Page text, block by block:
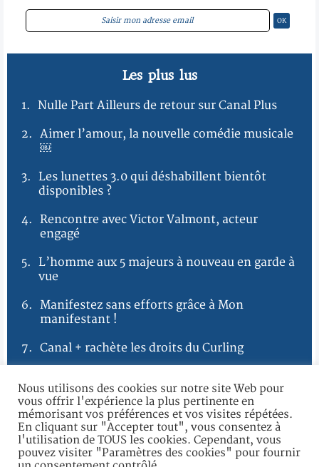
Les plus lus
1. Nulle Part Ailleurs de retour sur Canal Plus
2. Aimer l’amour, la nouvelle comédie musicale
￼
3. Les lunettes 3.0 qui déshabillent bientôt
disponibles ?
4. Rencontre avec Victor Valmont, acteur
engagé
5. L’homme aux 5 majeurs à nouveau en garde à
vue
6. Manifestez sans efforts grâce à Mon
manifestant !
7. Canal + rachète les droits du Curling
9. Les étudiants qui échouent aux examens
pourront être déshérités
Nous utilisons des cookies sur notre site Web pour
vous offrir l'expérience la plus pertinente en
mémorisant vos préférences et vos visites répétées.
En cliquant sur "Accepter tout", vous consentez à
l'utilisation de TOUS les cookies. Cependant, vous
pouvez visiter "Paramètres des cookies" pour fournir